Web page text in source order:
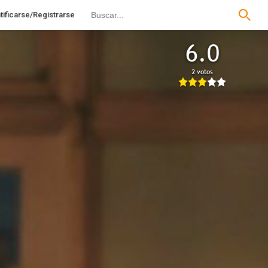
Registrarse
6.0
2 votos